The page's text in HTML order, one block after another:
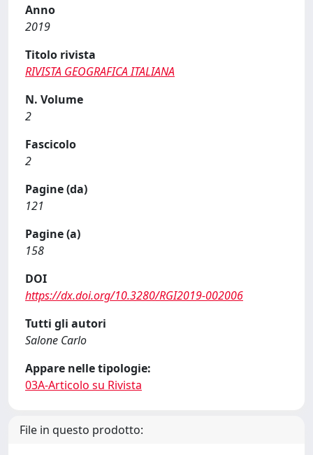
Anno
2019
Titolo rivista
RIVISTA GEOGRAFICA ITALIANA
N. Volume
2
Fascicolo
2
Pagine (da)
121
Pagine (a)
158
DOI
https://dx.doi.org/10.3280/RGI2019-002006
Tutti gli autori
Salone Carlo
Appare nelle tipologie:
03A-Articolo su Rivista
File in questo prodotto: